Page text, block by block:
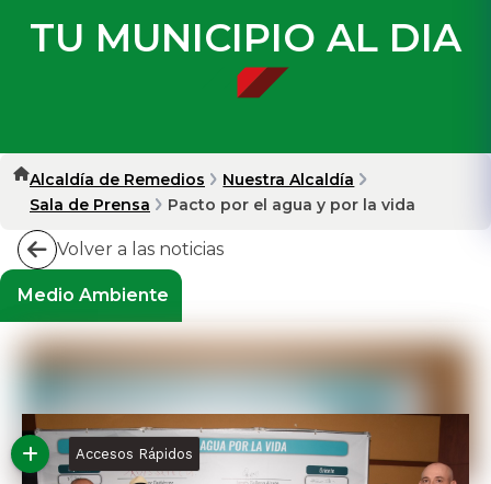
TU MUNICIPIO AL DIA
Alcaldía de Remedios
Nuestra Alcaldía
Sala de Prensa
Pacto por el agua y por la vida
Volver a las noticias
Medio Ambiente
Accesos Rápidos